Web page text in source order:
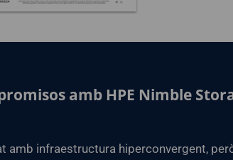
amb HPE Nimble
amb infraestructura hiperconvergent,